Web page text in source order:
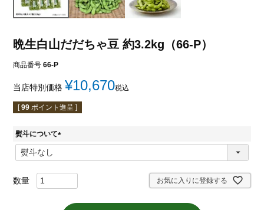
晩生白山だだちゃ豆 約3.2kg（66-P）
商品番号 66-P
当店特別価格 ¥10,670税込
[ 99 ポイント進呈 ]
熨斗について
(
お気に入りに登録する